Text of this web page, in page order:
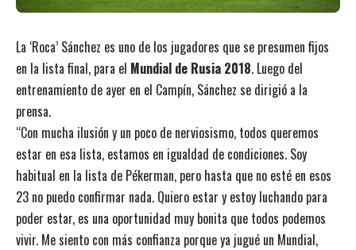
La ‘Roca’ Sánchez es uno de los jugadores que se presumen fijos
en la lista final, para el Mundial de Rusia 2018. Luego del
entrenamiento de ayer en el Campín, Sánchez se dirigió a la
prensa.
“Con mucha ilusión y un poco de nerviosismo, todos queremos
estar en esa lista, estamos en igualdad de condiciones. Soy
habitual en la lista de Pékerman, pero hasta que no esté en esos
23 no puedo confirmar nada. Quiero estar y estoy luchando para
poder estar, es una oportunidad muy bonita que todos podemos
vivir. Me siento con más confianza porque ya jugué un Mundial,